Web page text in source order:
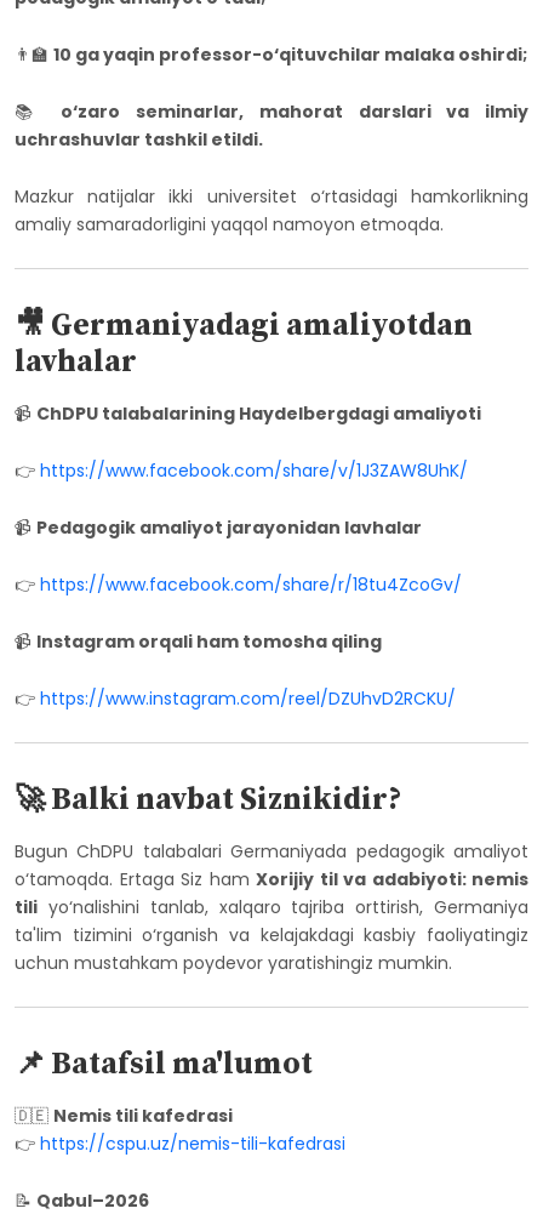
👨‍🏫 10 ga yaqin professor-o‘qituvchilar malaka oshirdi;
📚 o‘zaro seminarlar, mahorat darslari va ilmiy
uchrashuvlar tashkil etildi.
Mazkur natijalar ikki universitet o‘rtasidagi hamkorlikning
amaliy samaradorligini yaqqol namoyon etmoqda.
🎥 Germaniyadagi amaliyotdan
lavhalar
📹 ChDPU talabalarining Haydelbergdagi amaliyoti
👉 https://www.facebook.com/share/v/1J3ZAW8UhK/
📹 Pedagogik amaliyot jarayonidan lavhalar
👉 https://www.facebook.com/share/r/18tu4ZcoGv/
📹 Instagram orqali ham tomosha qiling
👉 https://www.instagram.com/reel/DZUhvD2RCKU/
🚀 Balki navbat Siznikidir?
Bugun ChDPU talabalari Germaniyada pedagogik amaliyot
o‘tamoqda. Ertaga Siz ham Xorijiy til va adabiyoti: nemis
tili yo‘nalishini tanlab, xalqaro tajriba orttirish, Germaniya
ta'lim tizimini o‘rganish va kelajakdagi kasbiy faoliyatingiz
uchun mustahkam poydevor yaratishingiz mumkin.
📌 Batafsil ma'lumot
🇩🇪 Nemis tili kafedrasi
👉 https://cspu.uz/nemis-tili-kafedrasi
📝 Qabul–2026